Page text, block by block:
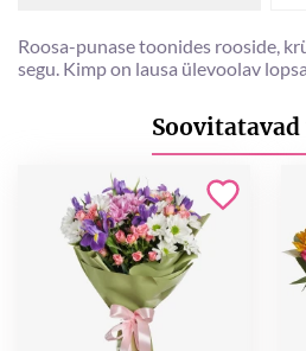
Roosa-punase toonides rooside,
segu. Kimp on lausa ülevoolav